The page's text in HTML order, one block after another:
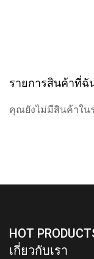
รายการสินค้าที่ฉั
คุณยังไม่มีสินค้าใน
HOT
เกี่ยวกับเรา